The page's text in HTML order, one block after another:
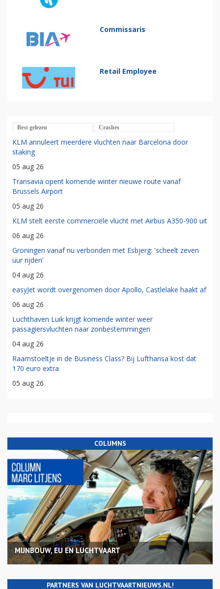
Commissaris
Retail Employee
Best gelezen Crashes
KLM annuleert meerdere vluchten naar Barcelona door
staking
05 aug 26
Transavia opent komende winter nieuwe route vanaf
Brussels Airport
05 aug 26
KLM stelt eerste commerciële vlucht met Airbus A350-900 uit
06 aug 26
Groningen vanaf nu verbonden met Esbjerg: 'scheelt zeven
uur rijden'
04 aug 26
easyJet wordt overgenomen door Apollo, Castlelake haakt af
06 aug 26
Luchthaven Luik krijgt komende winter weer
passagiersvluchten naar zonbestemmingen
04 aug 26
Raamstoeltje in de Business Class? Bij Lufthansa kost dat
170 euro extra
05 aug 26
COLUMNS
MIJNBOUW, EU EN LUCHTVAART
PARTNERS VAN LUCHTVAARTNIEUWS.NL!